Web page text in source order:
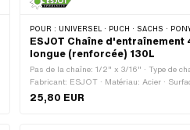
POUR : UNIVERSEL · PUCH · SACHS · PONY / CILO (BÊTA 521 & 512) · ZÜNDAPP BELMONDO ·
ESJOT Chaîne d'entraînement
longue (renforcée) 130L
Pas de la chaîne: 1/2" x 3/16" · Type de
Fabricant: ESJOT · Matériau: Acier ·
Nombre de maillons: 130 pcs ·
1651 mm · Type de cadenas à chaîne:
25,80 EUR